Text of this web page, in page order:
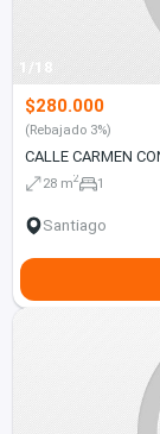
1/18
$280.000
(Rebajado 3%)
CALLE CARMEN
28 m2 1
Santiago